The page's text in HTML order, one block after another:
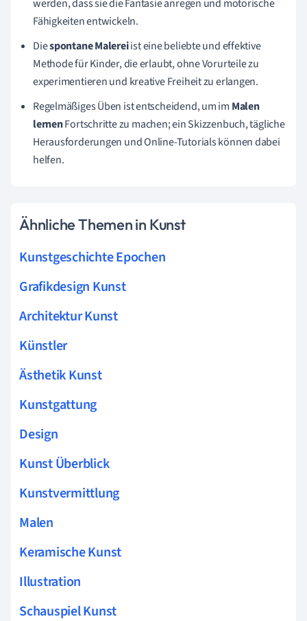
werden, dass sie die Fantasie anregen und motorische
Fähigkeiten entwickeln.
Diespontane Malereiist eine beliebte und effektive
Methode für Kinder, die erlaubt, ohne Vorurteile zu
experimentieren und kreative Freiheit zu erlangen.
Regelmäßiges Üben ist entscheidend, um im Malen
lernenFortschritte zu machen; ein Skizzenbuch, tägliche
Herausforderungen und Online-Tutorials können dabei
helfen.
Ähnliche Themen in Kunst
Kunstgeschichte Epochen
Grafikdesign Kunst
Architektur Kunst
Künstler
Ästhetik Kunst
Kunstgattung
Design
Kunst Überblick
Kunstvermittlung
Malen
Keramische Kunst
Illustration
Schauspiel Kunst